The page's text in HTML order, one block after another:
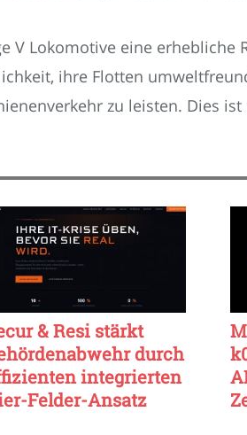
V Lokomotive eine erhebliche
ihre Flotten
zu leisten. Dies
& Resi stärkt
durch
integrierten
Felder-Ansatz